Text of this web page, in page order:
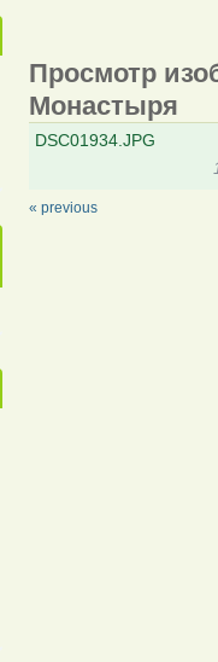
Просмотр
Монастыря
DSC01934.JPG
« previous